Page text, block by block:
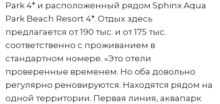
Park 4* и расположенный рядом Sphinx Aqua
Park Beach Resort 4*. Отдых здесь
предлагается от 190 тыс. и от 175 тыс.
соответственно с проживанием в
стандартном номере. «Это отели
проверенные временем. Но оба довольно
регулярно реновируются. Находятся рядом на
одной территории. Первая линия, аквапарк